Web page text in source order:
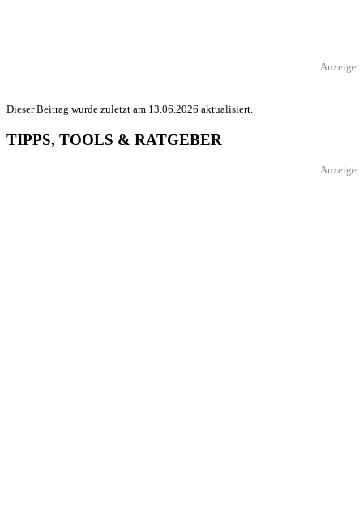
Anzeige
Dieser Beitrag wurde zuletzt am 13.06.2026 aktualisiert.
TIPPS, TOOLS & RATGEBER
Anzeige